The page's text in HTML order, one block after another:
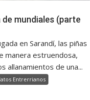
mundiales (parte
en Sarandí, las piñas
manera estruendosa,
allanamientos de una...
Entrerrianos